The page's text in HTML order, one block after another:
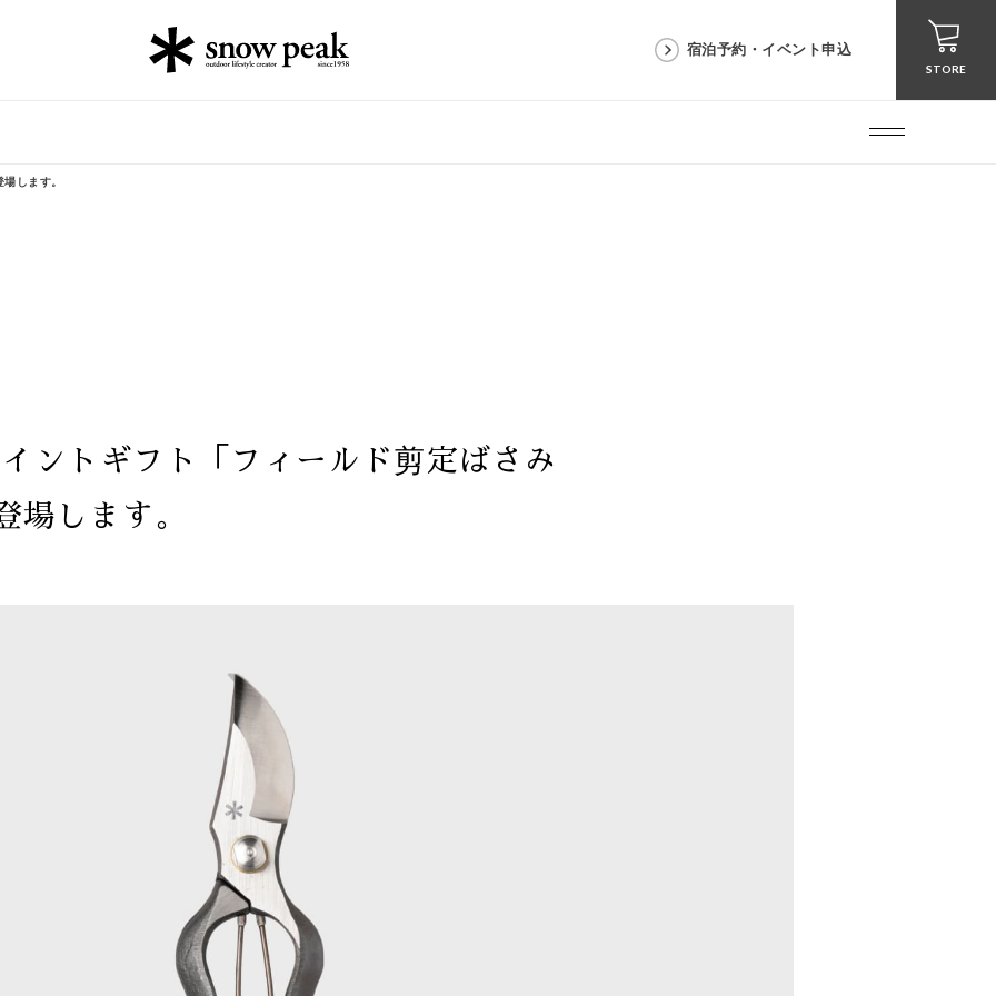
STORE
宿泊予約・イベント申込
します。
ントギフト「フィールド剪定ばさみ
場します。